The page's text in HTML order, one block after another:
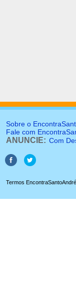
Sobre o
Fale com
ANUNCIE: Com
Termos EncontraSantoAndré